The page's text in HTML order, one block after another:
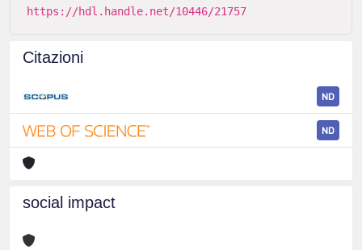
https://hdl.handle.net/10446/21757
Citazioni
ND
ND
social impact